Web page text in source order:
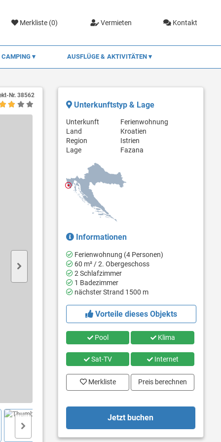
Merkliste (0) Vermieten Kontakt
CAMPING AUSFLÜGE & AKTIVITÄTEN
Nr. 38562
Unterkunftstyp & Lage
Unterkunft
Ferienwohnung
Land
Kroatien
Region
Istrien
Lage
Fazana
Informationen
Ferienwohnung (4 Personen)
60 m² / 2. Obergeschoss
2 Schlafzimmer
1 Badezimmer
nächster Strand 1500 m
Vorteile dieses Objekts
Pool Klima
Sat-TV Internet
Merkliste Preis berechnen
Jetzt buchen